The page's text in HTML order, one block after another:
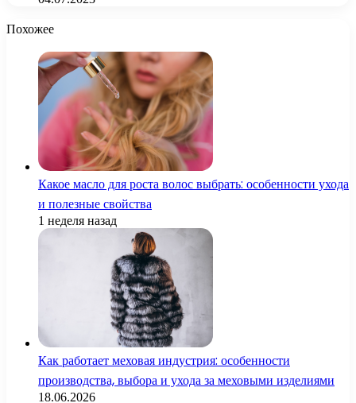
Похожее
Какое масло для роста волос выбрать: особенности ухода
и полезные свойства
1 неделя назад
Как работает меховая индустрия: особенности
производства, выбора и ухода за меховыми изделиями
18.06.2026